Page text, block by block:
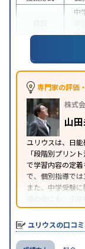
中
別
※2023年3月調査。
照
専門家の評価
株式
山
ユリウスは、日
「段階別プリン
で学習内容の定
で、個別指導では
また、中学受験
導の他にも、小
数検定対策など
ユリウスの口コ